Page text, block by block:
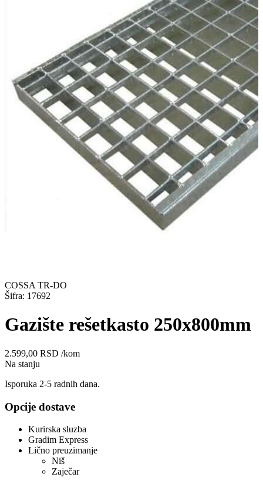
COSSA TR-DO
Šifra: 17692
Gazište rešetkasto 250x800mm
2.599,00 RSD /kom
Na stanju
Isporuka 2-5 radnih dana.
Opcije dostave
Kurirska sluzba
Gradim Express
Lično preuzimanje
Niš
Zaječar